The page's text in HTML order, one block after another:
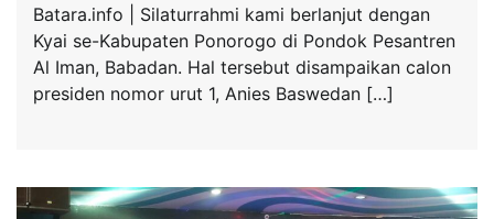
Batara.info | Silaturrahmi kami berlanjut dengan
Kyai se-Kabupaten Ponorogo di Pondok Pesantren
Al Iman, Babadan. Hal tersebut disampaikan calon
presiden nomor urut 1, Anies Baswedan […]